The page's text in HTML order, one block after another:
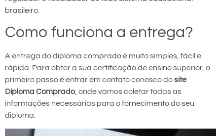
brasileiro.
Como funciona a entrega?
A entrega do diploma comprado é muito simples, fácil e
rápida. Para obter a sua certificação de ensino superior, o
primeiro passo é entrar em contato conosco dosite
Diploma Comprado, onde vamos coletar todas as
informações necessárias para o fornecimento do seu
diploma.